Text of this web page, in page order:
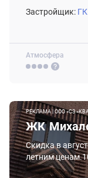
Атмосфера
Застройщик:
РЕКЛАМА | ООО «СЗ
ЖК
Скидка в
летним